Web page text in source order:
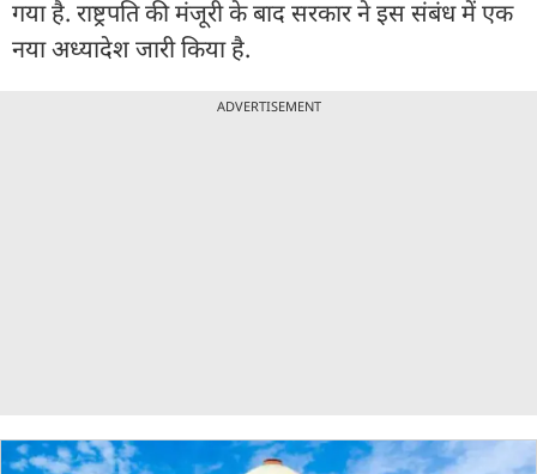
गया है. राष्ट्रपति की मंजूरी के बाद सरकार ने इस संबंध में एक
नया अध्यादेश जारी किया है.
ADVERTISEMENT